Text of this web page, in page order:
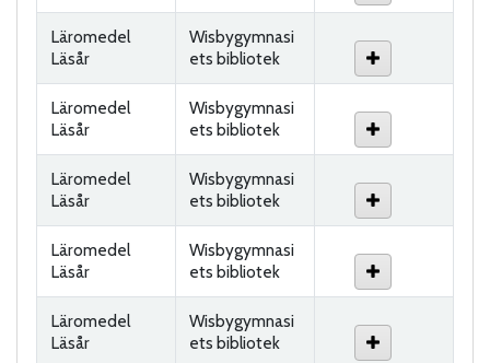
Läromedel
Läsår
Wisbygymnasi
ets bibliotek
Läromedel
Läsår
Wisbygymnasi
ets bibliotek
Läromedel
Läsår
Wisbygymnasi
ets bibliotek
Läromedel
Läsår
Wisbygymnasi
ets bibliotek
Läromedel
Läsår
Wisbygymnasi
ets bibliotek